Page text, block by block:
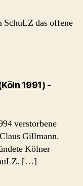
das offene
1991) -
verstorbene
Gillmann.
Kölner
[…]